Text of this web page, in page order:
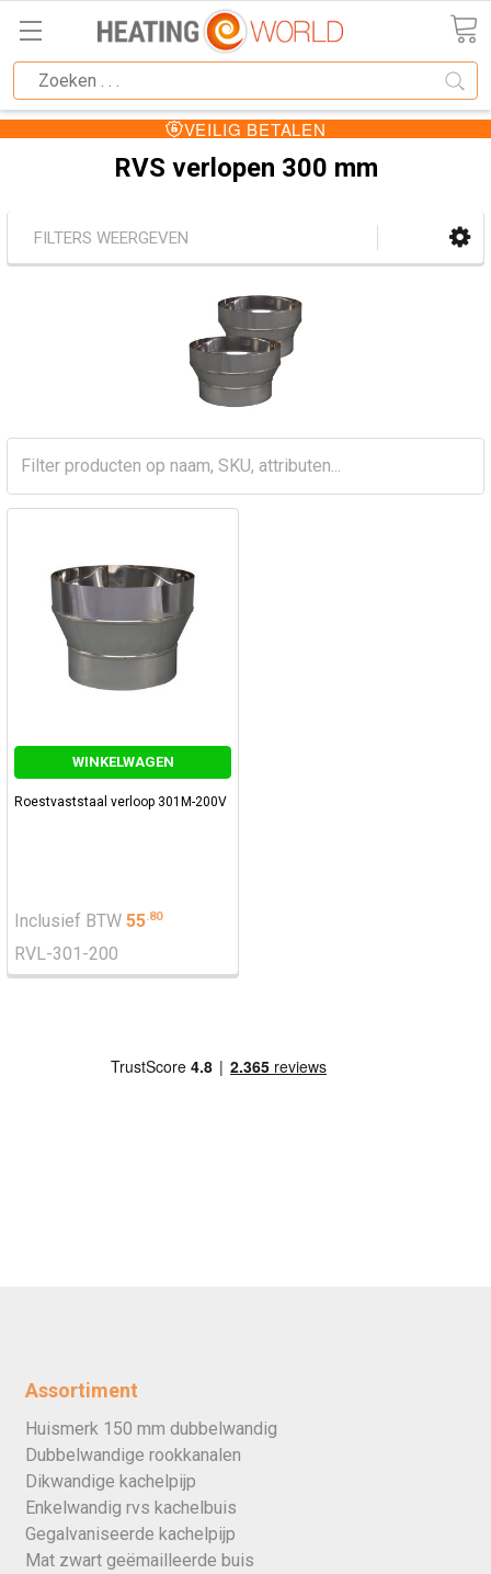
VEILIG BETALEN
RVS verlopen 300 mm
FILTERS WEERGEVEN
WINKELWAGEN
Roestvaststaal verloop 301M-200V
Inclusief BTW 55.80
RVL-301-200
Assortiment
Huismerk 150 mm dubbelwandig
Dubbelwandige rookkanalen
Dikwandige kachelpijp
Enkelwandig rvs kachelbuis
Gegalvaniseerde kachelpijp
Mat zwart geëmailleerde buis